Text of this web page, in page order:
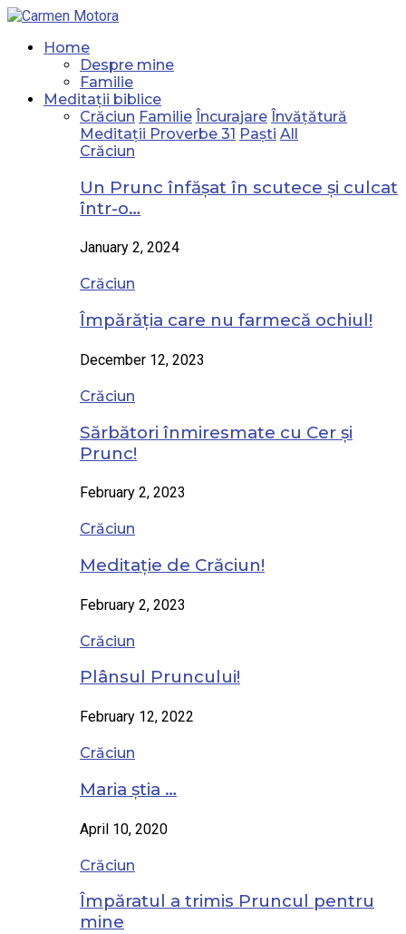
Home
Despre mine
Familie
Meditații biblice
Crăciun Familie Încurajare Învățătură
Meditații Proverbe 31 Paști All
Crăciun
Un Prunc înfășat în scutece și culcat
într-o…
January 2, 2024
Crăciun
Împărăția care nu farmecă ochiul!
December 12, 2023
Crăciun
Sărbători înmiresmate cu Cer și
Prunc!
February 2, 2023
Crăciun
Meditație de Crăciun!
February 2, 2023
Crăciun
Plânsul Pruncului!
February 12, 2022
Crăciun
Maria știa …
April 10, 2020
Crăciun
Împăratul a trimis Pruncul pentru
mine